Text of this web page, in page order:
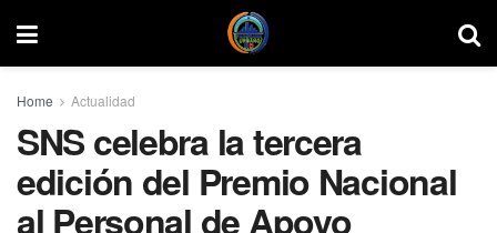
Home Actualidad
SNS celebra la tercera
edición del Premio Nacional
al Personal de Apoyo